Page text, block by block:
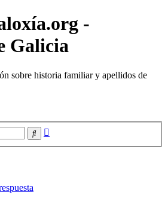
-
Galicia
sobre historia familiar y apellidos de
Buscar